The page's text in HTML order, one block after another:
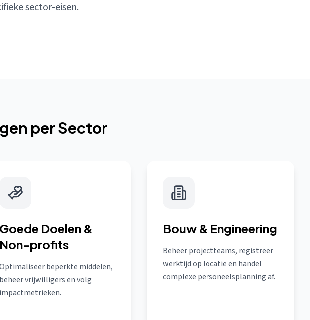
sector-eisen.
per Sector
Goede Doelen &
Non-profits
Optimaliseer beperkte middelen,
beheer vrijwilligers en volg
impactmetrieken.
Bouw & Engineering
Beheer projectteams, registreer
werktijd op locatie en handel
complexe personeelsplanning af.